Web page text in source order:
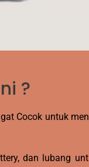
?
Cocok untuk
dan lubang